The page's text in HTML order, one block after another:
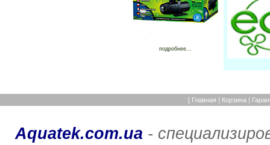
подробнее...
[ Главная | Корзина |
Aquatek.com.ua-